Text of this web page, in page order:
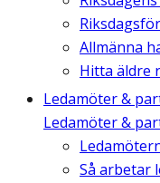
Allmänna
Hitta äldre
Ledamöter &
Ledamöter &
Så arbetar